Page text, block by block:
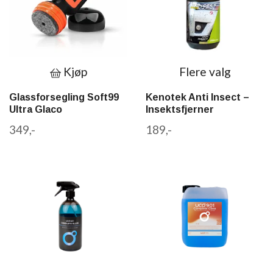
Kjøp
Glassforsegling Soft99
Ultra Glaco
349,-
Flere valg
Kenotek Anti Insect –
Insektsfjerner
189,-